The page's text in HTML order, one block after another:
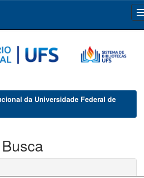
da Universidade Federal de